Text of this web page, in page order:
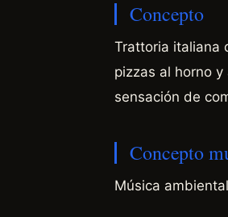
Concepto
Trattoria italiana
pizzas al horno
sensación de
Concepto
Música ambiental